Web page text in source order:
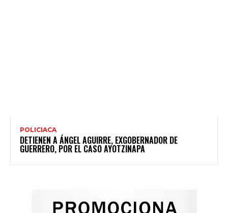
POLICIACA
DETIENEN A ÁNGEL AGUIRRE, EXGOBERNADOR DE
GUERRERO, POR EL CASO AYOTZINAPA